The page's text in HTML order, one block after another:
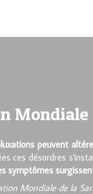
Mondiale
peuvent
ces désordres
symptômes
Mondiale de la